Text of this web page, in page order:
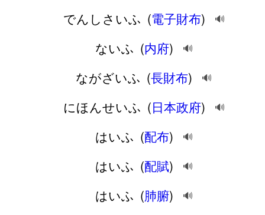
でんしさいふ (電子財布) 🔊
ないふ (内府) 🔊
ながざいふ (長財布) 🔊
にほんせいふ (日本政府) 🔊
はいふ (配布) 🔊
はいふ (配賦) 🔊
はいふ (肺腑) 🔊